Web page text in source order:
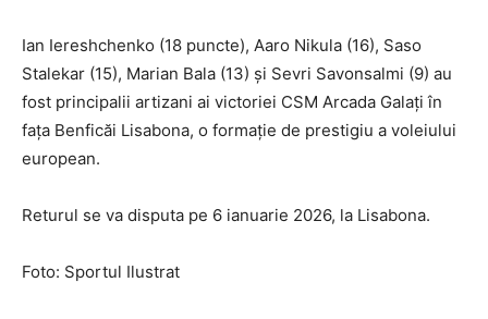
Ian Iereshchenko (18 puncte), Aaro Nikula (16), Saso
Stalekar (15), Marian Bala (13) și Sevri Savonsalmi (9) au
fost principalii artizani ai victoriei CSM Arcada Galați în
fața Benficăi Lisabona, o formație de prestigiu a voleiului
european.
Returul se va disputa pe 6 ianuarie 2026, la Lisabona.
Foto: Sportul Ilustrat